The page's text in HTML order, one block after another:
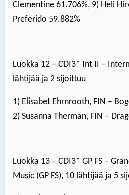
Clementine 61.706%, 9) Heli
Preferido 59.882%
Luokka 12 – CDI3* Int II –
lähtijää ja 2 sijoittuu
1) Elisabet Ehrnrooth, FIN –
2) Susanna Therman, FIN –
Luokka 13 – CDI3* GP FS –
Music (GP FS), 10 lähtijää ja 5